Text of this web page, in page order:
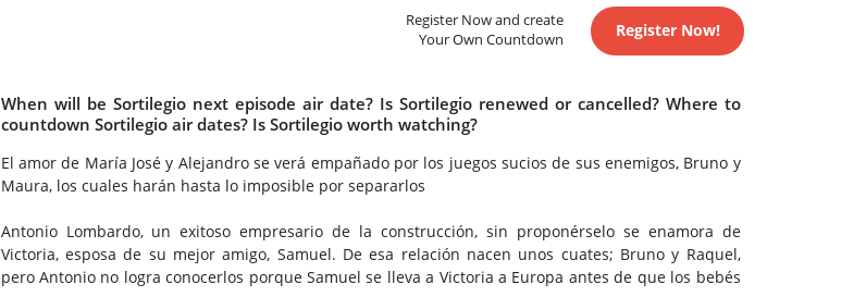
Register Now and create
Your Own Countdown
Register Now!
When will be Sortilegio next episode air date? Is Sortilegio renewed or cancelled? Where to
countdown Sortilegio air dates? Is Sortilegio worth watching?
El amor de María José y Alejandro se verá empañado por los juegos sucios de sus enemigos, Bruno y
Maura, los cuales harán hasta lo imposible por separarlos
Antonio Lombardo, un exitoso empresario de la construcción, sin proponérselo se enamora de
Victoria, esposa de su mejor amigo, Samuel. De esa relación nacen unos cuates; Bruno y Raquel,
pero Antonio no logra conocerlos porque Samuel se lleva a Victoria a Europa antes de que los bebés